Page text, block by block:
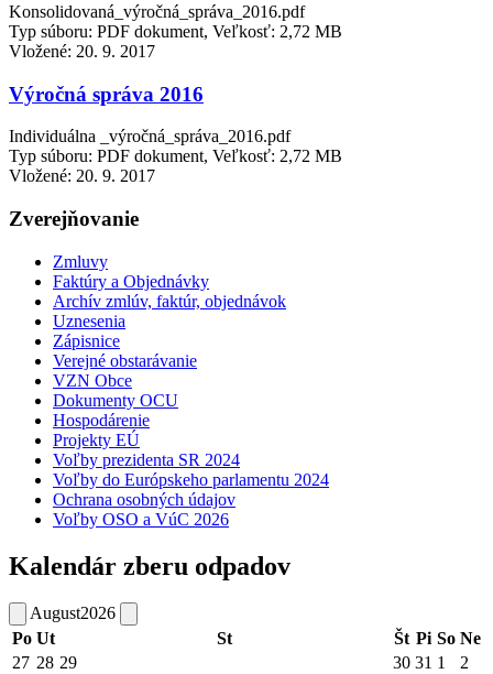
Konsolidovaná_výročná_správa_2016.pdf
Typ súboru: PDF dokument, Veľkosť: 2,72 MB
Vložené: 20. 9. 2017
Výročná správa 2016
Individuálna _výročná_správa_2016.pdf
Typ súboru: PDF dokument, Veľkosť: 2,72 MB
Vložené: 20. 9. 2017
Zverejňovanie
Zmluvy
Faktúry a Objednávky
Archív zmlúv, faktúr, objednávok
Uznesenia
Zápisnice
Verejné obstarávanie
VZN Obce
Dokumenty OCU
Hospodárenie
Projekty EÚ
Voľby prezidenta SR 2024
Voľby do Európskeho parlamentu 2024
Ochrana osobných údajov
Voľby OSO a VúC 2026
Kalendár zberu odpadov
August2026
Po Ut St Št Pi So Ne
27 28 29 30 31 1 2